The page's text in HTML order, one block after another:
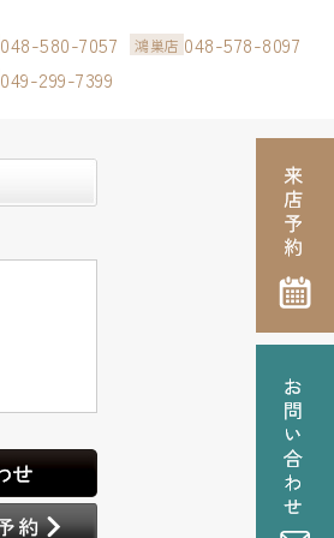
048-580-7057 鴻巣店 048-578-8097
049-299-7399